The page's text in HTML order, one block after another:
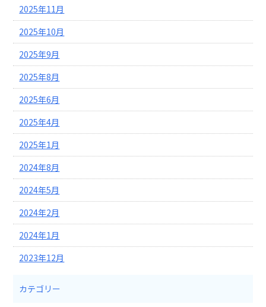
2025年11月
2025年10月
2025年9月
2025年8月
2025年6月
2025年4月
2025年1月
2024年8月
2024年5月
2024年2月
2024年1月
2023年12月
カテゴリー